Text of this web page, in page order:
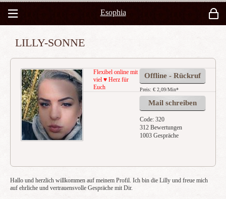
Esophia
LILLY-SONNE
Offline - Rückruf
Preis: € 2,09/Min*
Mail schreiben
Code: 320
312 Bewertungen
1003 Gespräche
Flexibel online mit
viel ♥️ Herz für
Euch
Hallo und herzlich willkommen auf meinem Profil. Ich bin die Lilly und freue mich
auf ehrliche und vertrauensvolle Gespräche mit Dir.